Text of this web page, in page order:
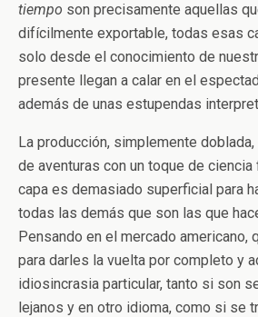
tiempo son precisamente aquellas
difícilmente exportable, todas esas
solo desde el conocimiento de
presente llegan a calar en el
además de unas estupendas
La producción, simplemente
de aventuras con un toque de
capa es demasiado superficial para
todas las demás que son las que
Pensando en el mercado americano,
para darles la vuelta por completo y
idiosincrasia particular, tanto si son
lejanos y en otro idioma, como si se